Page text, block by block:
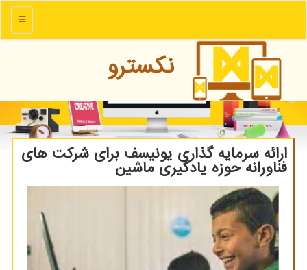
منو
نكسترو
ارائه سرمایه گذاری یونیسف برای شركت های
فناورانه حوزه یادگیری ماشین